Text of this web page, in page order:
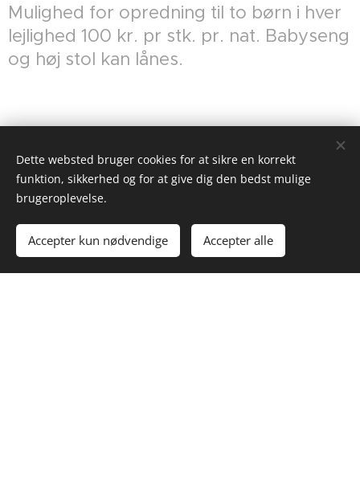
Mulighed for opredning til to børn i hver
lejlighed 100 kr. pr stk. pr. nat. Babyseng
og høj stol kan lånes.
Vi ligger på den dejlige Kær
Halvø på Als, 7 km fra
fra Sønderborg lufthavn.
Lav din egen hjemmeside gratis! Kom i gang
Dette websted bruger cookies for at sikre en korrekt
funktion, sikkerhed og for at give dig den bedst mulige
brugeroplevelse.
Accepter kun nødvendige Accepter alle